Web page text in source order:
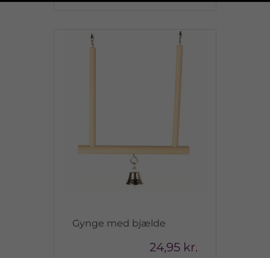
Gynge med bjælde
24,95 kr.